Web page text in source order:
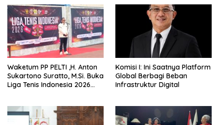
Waketum PP PELTI ,H. Anton
Sukartono Suratto, M.Si. Buka
Liga Tenis Indonesia 2026
Komisi I: Ini Saatnya Platform
Global Berbagi Beban
Infrastruktur Digital